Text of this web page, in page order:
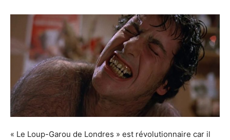
« Le Loup-Garou de Londres » est révolutionnaire car il